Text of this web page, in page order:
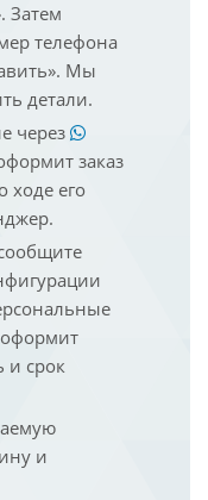
Затем
телефона
Мы
детали.
через
заказ
ходе его
и срок
и